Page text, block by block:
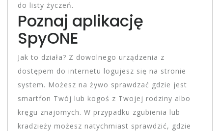
do listy życzeń.
Poznaj aplikację
SpyONE
Jak to działa? Z dowolnego urządzenia z
dostępem do internetu logujesz się na stronie
system. Możesz na żywo sprawdzać gdzie jest
smartfon Twój lub kogoś z Twojej rodziny albo
kręgu znajomych. W przypadku zgubienia lub
kradzieży możesz natychmiast sprawdzić, gdzie